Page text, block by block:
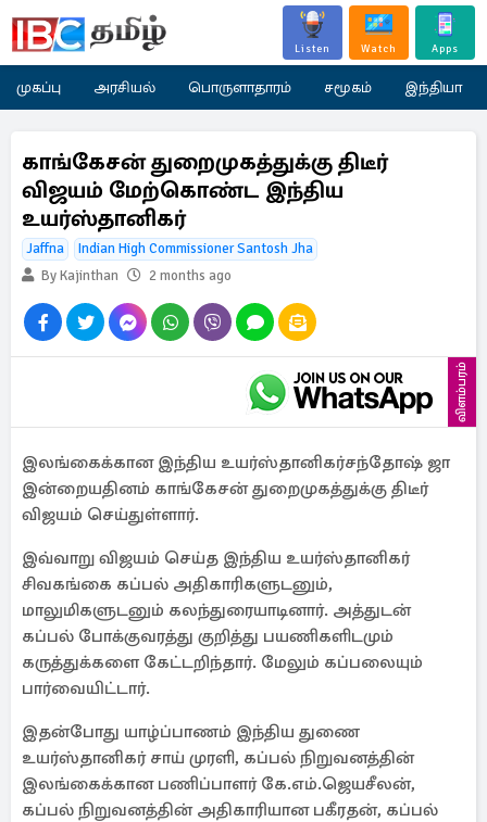
Listen Watch Apps
முகப்பு அரசியல் பொருளாதாரம் சமூகம் இந்தியா
காங்கேசன் துறைமுகத்துக்கு திடீர்
விஜயம் மேற்கொண்ட இந்திய
உயர்ஸ்தானிகர்
Jaffna
Indian High Commissioner Santosh Jha
By Kajinthan
2 months ago
விளம்பரம்
இலங்கைக்கான இந்திய உயர்ஸ்தானிகர்சந்தோஷ் ஜா
இன்றையதினம் காங்கேசன் துறைமுகத்துக்கு திடீர்
விஜயம் செய்துள்ளார்.
இவ்வாறு விஜயம் செய்த இந்திய உயர்ஸ்தானிகர்
சிவகங்கை கப்பல் அதிகாரிகளுடனும்,
மாலுமிகளுடனும் கலந்துரையாடினார். அத்துடன்
கப்பல் போக்குவரத்து குறித்து பயணிகளிடமும்
கருத்துக்களை கேட்டறிந்தார். மேலும் கப்பலையும்
பார்வையிட்டார்.
இதன்போது யாழ்ப்பாணம் இந்திய துணை
உயர்ஸ்தானிகர் சாய் முரளி, கப்பல் நிறுவனத்தின்
இலங்கைக்கான பணிப்பாளர் கே.எம்.ஜெயசீலன்,
கப்பல் நிறுவனத்தின் அதிகாரியான பகீரதன், கப்பல்